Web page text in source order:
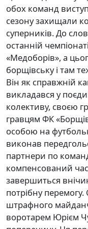
обох команд
сезону захищали
суперників. До
останній
«Медоборів», а
борщівську і там
Він як справжній
викладався у
колективу, своєю
гравцям ФК
особою на
виконав
партнери по
компенсований
завершиться
потрібну
штрафного
воротарем Юрієм